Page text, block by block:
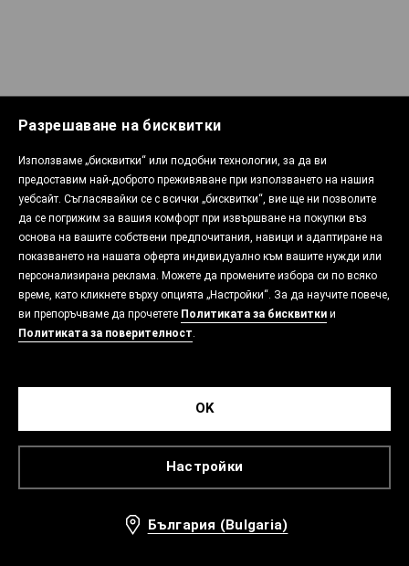
Разрешаване на бисквитки
Използваме „бисквитки“ или подобни технологии, за да ви
предоставим най-доброто преживяване при използването на нашия
уебсайт. Съгласявайки се с всички „бисквитки“, вие ще ни позволите
да се погрижим за вашия комфорт при извършване на покупки въз
основа на вашите собствени предпочитания, навици и адаптиране на
показването на нашата оферта индивидуално към вашите нужди или
персонализирана реклама. Можете да промените избора си по всяко
време, като кликнете върху опцията „Настройки“. За да научите повече,
ви препоръчваме да прочетете Политиката за бисквитки и
Политиката за поверителност.
Настройки
OK
България (Bulgaria)